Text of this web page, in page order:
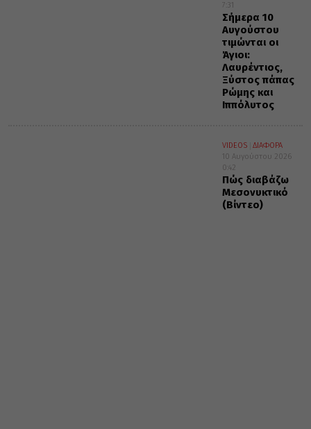
7:31
Σήμερα 10
Αυγούστου
τιμώνται οι
Άγιοι:
Λαυρέντιος,
Ξύστος πάπας
Ρώμης και
Ιππόλυτος
VIDEOS
ΔΙΑΦΟΡΑ
10 Αυγούστου 2026
0:42
Πώς διαβάζω
Μεσονυκτικό
(Βίντεο)